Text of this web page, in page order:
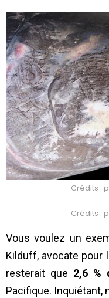
Crédits :
Crédits :
Vous voulez un
Kilduff, avocate pour
resterait que 2,6 %
Pacifique. Inquiétant,